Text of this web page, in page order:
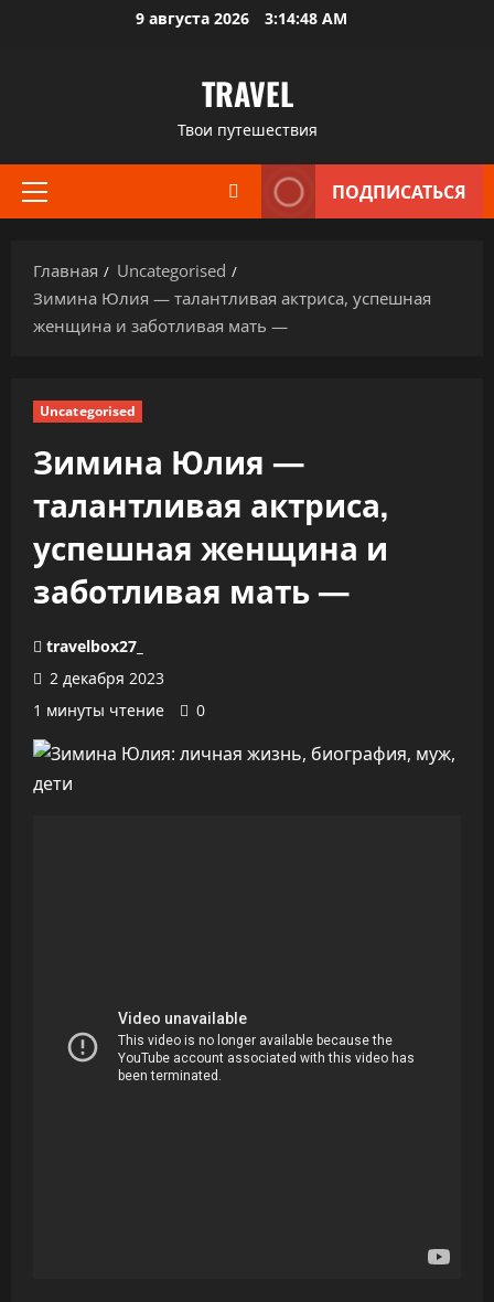
9 августа 2026 3:14:49 AM
TRAVEL
Твои путешествия
Основное
ПОДПИСАТЬСЯ
Главная
Uncategorised
Зимина Юлия — талантливая актриса, успешная
женщина и заботливая мать —
Uncategorised
Зимина Юлия —
талантливая актриса,
успешная женщина и
заботливая мать —
travelbox27_
2 декабря 2023
1 минуты чтение
0